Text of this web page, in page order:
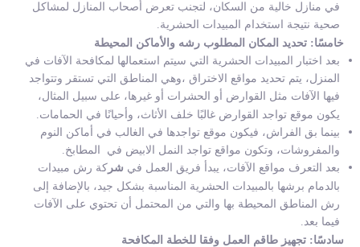
في منازل خالية من السكان، لتجنب تعرض أصحاب المنازل لمشاكل
صحية نتيجة استخدام المبيدات الحشرية.
خامسًا: تحديد المكان المطلوب رشه والأماكن المحيطة
بعد اختبار المبيدات الحشرية التي سيتم استعمالها لمكافحة الآفات في
المنزل، يتم تحديد مواقع الاختراق ،وهي المناطق التي تستقر وتتواجد
فيها الآفات مثل القوارض أو الحشرات أو غيرها، على سبيل المثال،
يكون موقع تواجد القوارض غالبًا خلف الأثاث، وأحيانًا في الحمامات.
بينما بق الفراش، فيكون موقع تواجدها في الغالب في أماكن النوم
والمفروشات، وتكون مواقع تواجد النمل الابيض في المطابخ.
بعد التعرف مواقع الآفات، يبدأ فريق العمل في شر كة رش مبيدات
بالدمام برشها بالمبيدات الحشرية المناسبة بشكل جيد، بالإضافة إلى
رش المناطق المحيطة بها والتي من المحتمل أن تحتوي على الآفات
فيما بعد.
سادسًا: تجهيز طاقم العمل وفقا للخطة المكافحة